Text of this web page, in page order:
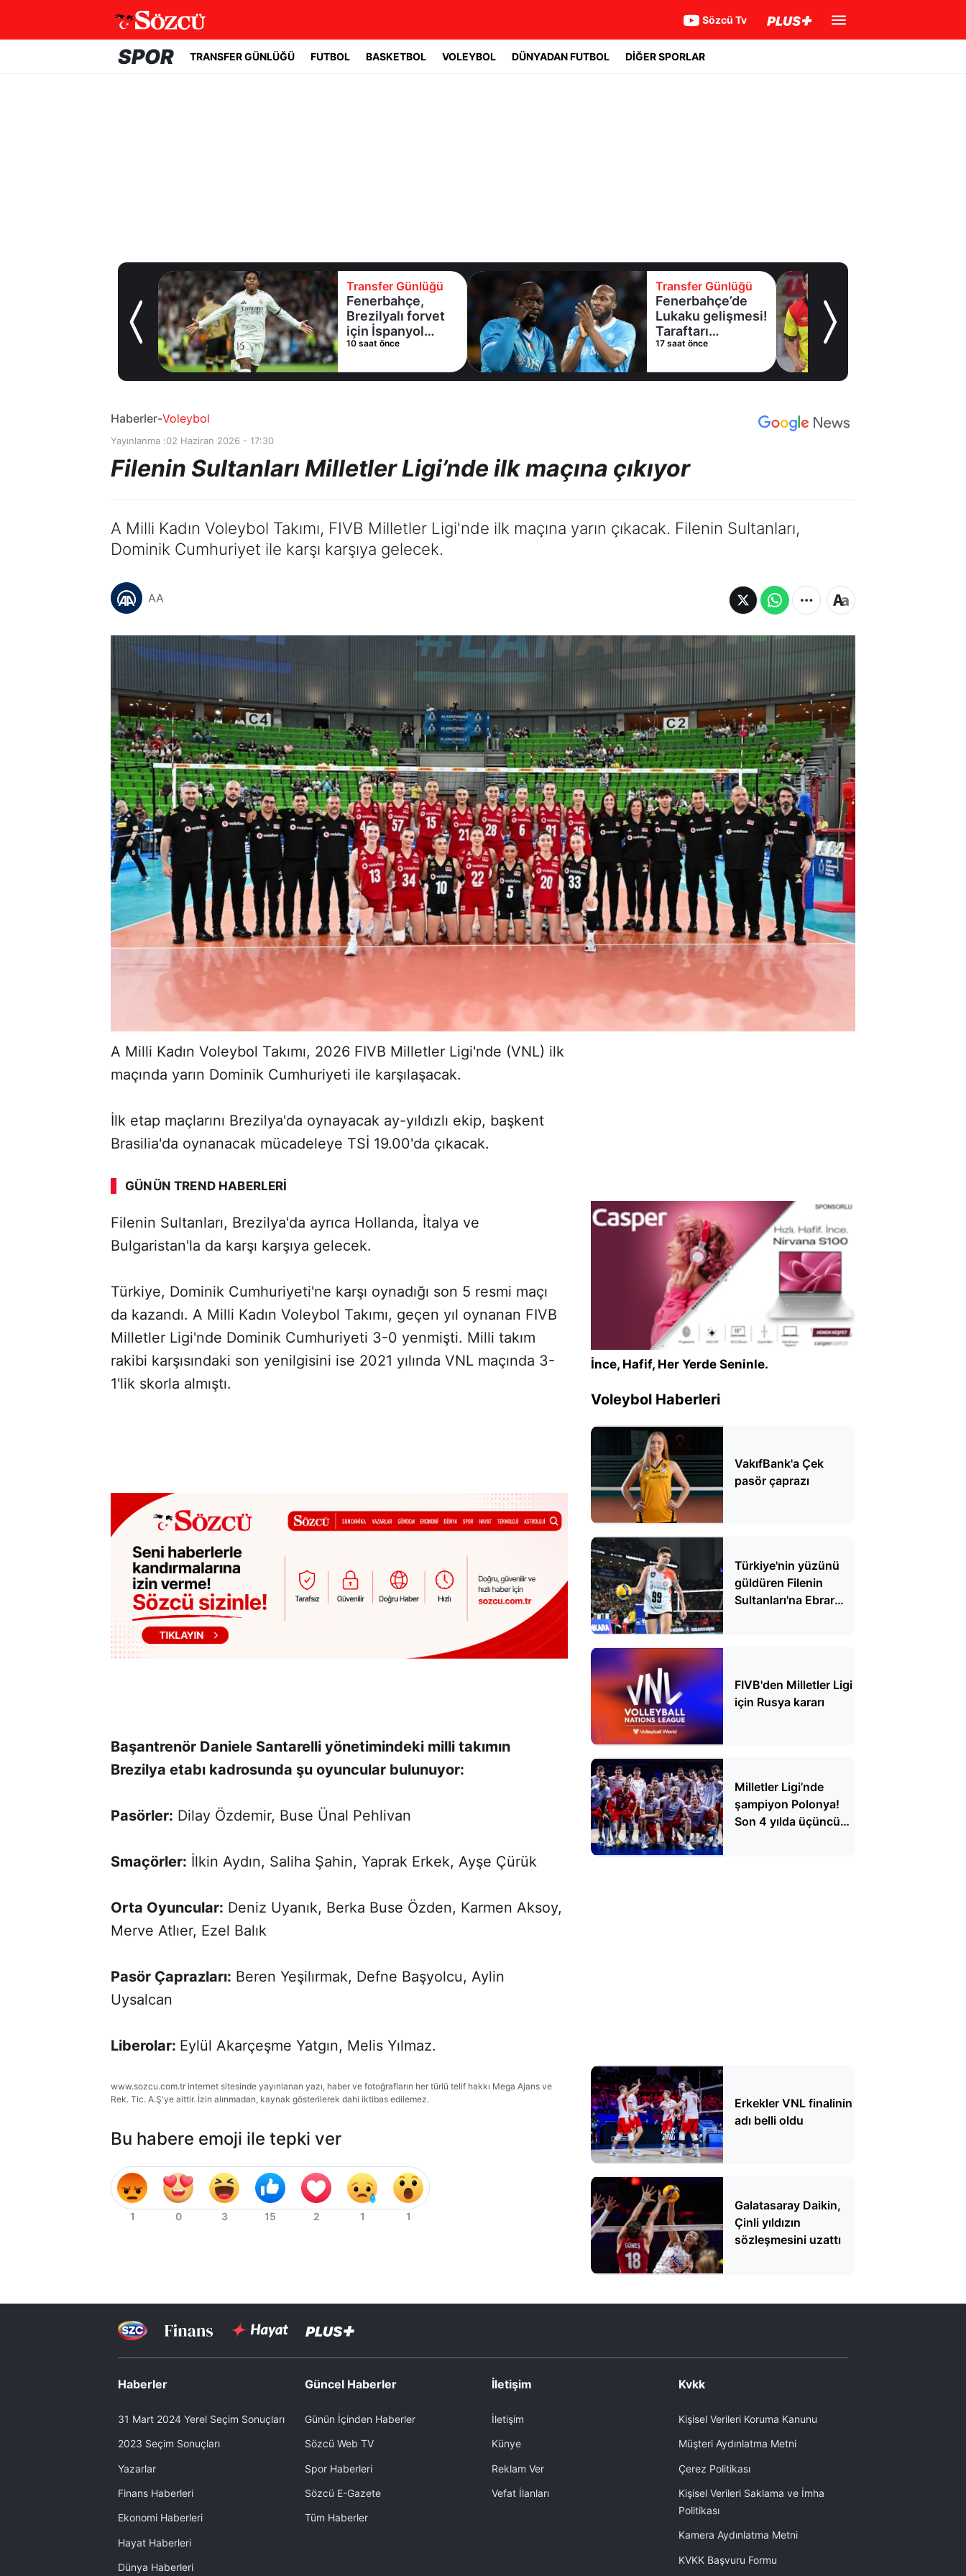
Sözcü Tv
SPOR TRANSFER GÜNLÜĞÜ FUTBOL BASKETBOL VOLEYBOL DÜNYADAN FUTBOL DİĞER SPORLAR
Transfer Günlüğü
Fenerbahçe,
Brezilyalı forvet
için İspanyol
deviyle masaya
10 saat önce
Transfer Günlüğü
Fenerbahçe’de
Lukaku gelişmesi!
Taraftarı
heyecanlandıran
17 saat önce
Haberler-Voleybol
Yayınlanma :02 Haziran 2026 - 17:30
Filenin Sultanları Milletler Ligi’nde ilk maçına çıkıyor
A Milli Kadın Voleybol Takımı, FIVB Milletler Ligi'nde ilk maçına yarın çıkacak. Filenin Sultanları,
Dominik Cumhuriyet ile karşı karşıya gelecek.
AA
A Milli Kadın Voleybol Takımı, 2026 FIVB Milletler Ligi'nde (VNL) ilk
maçında yarın Dominik Cumhuriyeti ile karşılaşacak.
İlk etap maçlarını Brezilya'da oynayacak ay-yıldızlı ekip, başkent
Brasilia'da oynanacak mücadeleye TSİ 19.00'da çıkacak.
GÜNÜN TREND HABERLERI
00:02 / 08:43
Filenin Sultanları, Brezilya'da ayrıca Hollanda, İtalya ve
Bulgaristan'la da karşı karşıya gelecek.
Türkiye, Dominik Cumhuriyeti'ne karşı oynadığı son 5 resmi maçı
da kazandı. A Milli Kadın Voleybol Takımı, geçen yıl oynanan FIVB
Milletler Ligi'nde Dominik Cumhuriyeti 3-0 yenmişti. Milli takım
rakibi karşısındaki son yenilgisini ise 2021 yılında VNL maçında 3-
1'lik skorla almıştı.
Başantrenör Daniele Santarelli yönetimindeki milli takımın
Brezilya etabı kadrosunda şu oyuncular bulunuyor:
Pasörler: Dilay Özdemir, Buse Ünal Pehlivan
Smaçörler: İlkin Aydın, Saliha Şahin, Yaprak Erkek, Ayşe Çürük
Orta Oyuncular: Deniz Uyanık, Berka Buse Özden, Karmen Aksoy,
Merve Atlıer, Ezel Balık
Pasör Çaprazları: Beren Yeşilırmak, Defne Başyolcu, Aylin
Uysalcan
Liberolar: Eylül Akarçeşme Yatgın, Melis Yılmaz.
www.sozcu.com.tr internet sitesinde yayınlanan yazı, haber ve fotoğrafların her türlü telif hakkı Mega Ajans ve
Rek. Tic. A.Ş'ye aittir. İzin alınmadan, kaynak gösterilerek dahi iktibas edilemez.
Bu habere emoji ile tepki ver
İnce, Hafif, Her Yerde Seninle.
Voleybol Haberleri
VakıfBank'a Çek
pasör çaprazı
Türkiye'nin yüzünü
güldüren Filenin
Sultanları'na Ebrar
FIVB'den Milletler Ligi
için Rusya kararı
Milletler Ligi’nde
şampiyon Polonya!
Son 4 yılda üçüncü
Erkekler VNL finalinin
adı belli oldu
Galatasaray Daikin,
Çinli yıldızın
sözleşmesini uzattı
Haberler
31 Mart 2024 Yerel Seçim Sonuçları
2023 Seçim Sonuçları
Yazarlar
Finans Haberleri
Ekonomi Haberleri
Hayat Haberleri
Dünya Haberleri
Güncel Haberler
Günün İçinden Haberler
Sözcü Web TV
Spor Haberleri
Sözcü E-Gazete
Tüm Haberler
İletişim
İletişim
Künye
Reklam Ver
Vefat İlanları
Kvkk
Kişisel Verileri Koruma Kanunu
Müşteri Aydınlatma Metni
Çerez Politikası
Kişisel Verileri Saklama ve İmha
Politikası
Kamera Aydınlatma Metni
KVKK Başvuru Formu